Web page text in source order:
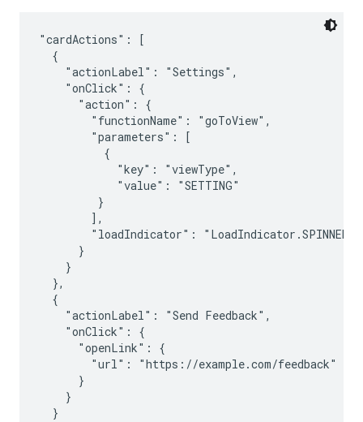
"cardActions": [
  {
    "actionLabel": "Settings",
    "onClick": {
      "action": {
        "functionName": "goToView",
        "parameters": [
          {
            "key": "viewType",
            "value": "SETTING"
         }
        ],
        "loadIndicator": "LoadIndicator.SPINNER"
      }
    }
  },
  {
    "actionLabel": "Send Feedback",
    "onClick": {
      "openLink": {
        "url": "https://example.com/feedback"
      }
    }
  }